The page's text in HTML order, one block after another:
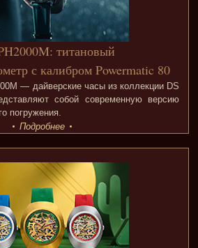
титановый
с калибром Powermatic 80
— дайверские часы из коллекции DS
собой современную версию
погружения.
Подробнее